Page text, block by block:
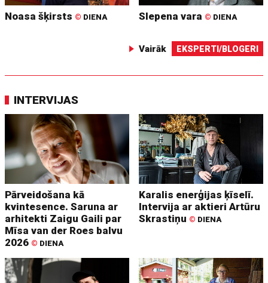
Noasa šķirsts © DIENA Slepena vara © DIENA
Vairāk EKSPERTI/BLOGERI
INTERVIJAS
Pārveidošana kā
kvintesence. Saruna ar
arhitekti Zaigu Gaili par
Mīsa van der Roes balvu
2026 © DIENA
Karalis enerģijas ķīselī.
Intervija ar aktieri Artūru
Skrastiņu © DIENA